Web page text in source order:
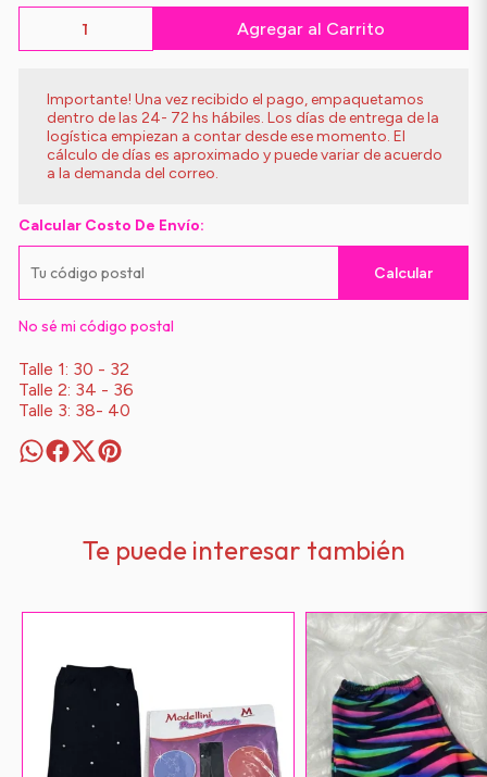
Agregar al Carrito
Importante! Una vez recibido el pago, empaquetamos
dentro de las 24- 72 hs hábiles. Los días de entrega de la
logística empiezan a contar desde ese momento. El
cálculo de días es aproximado y puede variar de acuerdo
a la demanda del correo.
Calcular Costo De Envío:
Calcular
No sé mi código postal
Talle 1: 30 - 32
Talle 2: 34 - 36
Talle 3: 38- 40
Te puede interesar también